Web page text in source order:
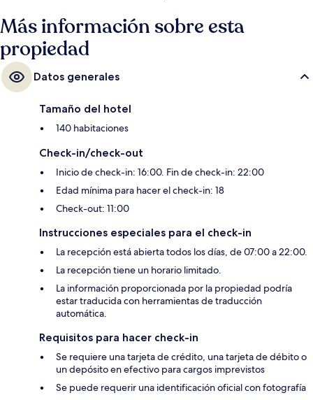
Más información sobre esta
propiedad
Datos generales
Tamaño del hotel
140 habitaciones
Check-in/check-out
Inicio de check-in: 16:00. Fin de check-in: 22:00
Edad mínima para hacer el check-in: 18
Check-out: 11:00
Instrucciones especiales para el check-in
La recepción está abierta todos los días, de 07:00 a 22:00.
La recepción tiene un horario limitado.
La información proporcionada por la propiedad podría
estar traducida con herramientas de traducción
automática.
Requisitos para hacer check-in
Se requiere una tarjeta de crédito, una tarjeta de débito o
un depósito en efectivo para cargos imprevistos
Se puede requerir una identificación oficial con fotografía